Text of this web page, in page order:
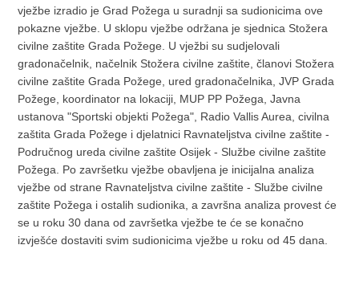
vježbe izradio je Grad Požega u suradnji sa sudionicima ove
pokazne vježbe. U sklopu vježbe održana je sjednica Stožera
civilne zaštite Grada Požege. U vježbi su sudjelovali
gradonačelnik, načelnik Stožera civilne zaštite, članovi Stožera
civilne zaštite Grada Požege, ured gradonačelnika, JVP Grada
Požege, koordinator na lokaciji, MUP PP Požega, Javna
ustanova "Sportski objekti Požega", Radio Vallis Aurea, civilna
zaštita Grada Požege i djelatnici Ravnateljstva civilne zaštite -
Područnog ureda civilne zaštite Osijek - Službe civilne zaštite
Požega. Po završetku vježbe obavljena je inicijalna analiza
vježbe od strane Ravnateljstva civilne zaštite - Službe civilne
zaštite Požega i ostalih sudionika, a završna analiza provest će
se u roku 30 dana od završetka vježbe te će se konačno
izvješće dostaviti svim sudionicima vježbe u roku od 45 dana.